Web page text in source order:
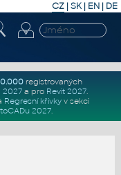
CZ | SK| EN | DE
registrovaných
2027a pro Revit 2027.
Regresní křivkyv sekci
2027.